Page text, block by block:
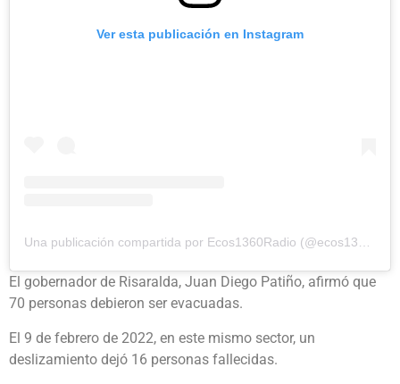
Ver esta publicación en Instagram
Una publicación compartida por Ecos1360Radio (@ecos1360)
El gobernador de Risaralda, Juan Diego Patiño, afirmó que
70 personas debieron ser evacuadas.
El 9 de febrero de 2022, en este mismo sector, un
deslizamiento dejó 16 personas fallecidas.